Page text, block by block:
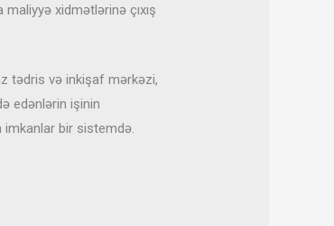
xidmətlərinə çıxış
tədris və inkişaf mərkəzi,
edənlərin işinin
imkanlar bir sistemdə.